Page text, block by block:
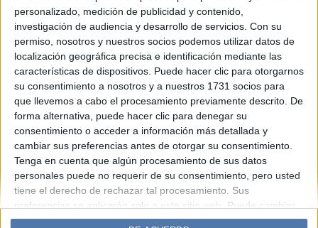
personalizado, medición de publicidad y contenido,
investigación de audiencia y desarrollo de servicios. Con su
permiso, nosotros y nuestros socios podemos utilizar datos de
localización geográfica precisa e identificación mediante las
características de dispositivos. Puede hacer clic para otorgarnos
su consentimiento a nosotros y a nuestros 1731 socios para
que llevemos a cabo el procesamiento previamente descrito. De
forma alternativa, puede hacer clic para denegar su
consentimiento o acceder a información más detallada y
cambiar sus preferencias antes de otorgar su consentimiento.
Tenga en cuenta que algún procesamiento de sus datos
personales puede no requerir de su consentimiento, pero usted
tiene el derecho de rechazar tal procesamiento. Sus
preferencias se aplicarán solo a este sitio web. Puede cambiar
sus preferencias o retirar su consentimiento en cualquier
Espacio Publicitario
Diario Perfil Caras Noticias
Fortuna
Hombre
Weekend Parabrisas
Supercampo